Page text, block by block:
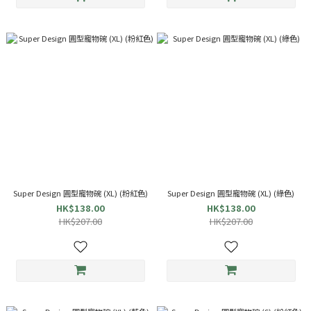
Super Design 圓型寵物碗 (XL) (粉紅色)
HK$138.00
HK$207.00
Super Design 圓型寵物碗 (XL) (綠色)
HK$138.00
HK$207.00